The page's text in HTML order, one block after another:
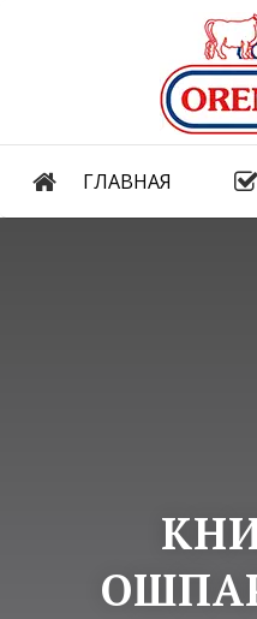
ГЛАВНАЯ